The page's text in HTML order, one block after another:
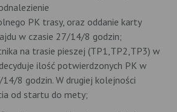
PK trasy, oraz oddanie karty
w czasie 27/14/8 godzin;
na trasie pieszej (TP1,TP2,TP3) w
ilość potwierdzonych PK w
8 godzin. W drugiej kolejności
od startu do mety;